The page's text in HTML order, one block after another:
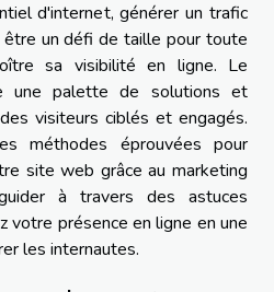
d'internet, générer un trafic
un défi de taille pour toute
sa visibilité en ligne. Le
une palette de solutions et
visiteurs ciblés et engagés.
méthodes éprouvées pour
site web grâce au marketing
à travers des astuces
votre présence en ligne en une
les internautes.